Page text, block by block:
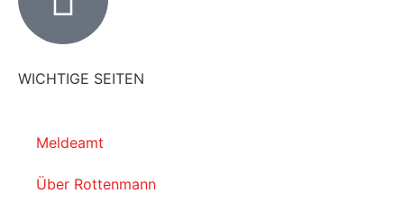
WICHTIGE SEITEN
Meldeamt
Über Rottenmann